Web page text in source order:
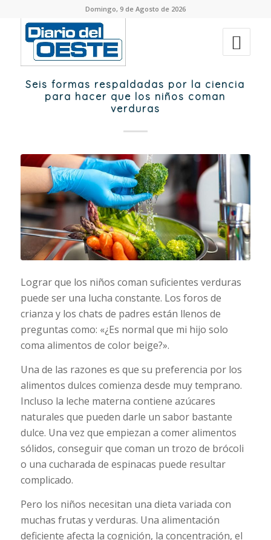
Domingo, 9 de Agosto de 2026
Seis formas respaldadas por la ciencia
para hacer que los niños coman
verduras
Lograr que los niños coman suficientes verduras
puede ser una lucha constante. Los foros de
crianza y los chats de padres están llenos de
preguntas como: «¿Es normal que mi hijo solo
coma alimentos de color beige?».
Una de las razones es que su preferencia por los
alimentos dulces comienza desde muy temprano.
Incluso la leche materna contiene azúcares
naturales que pueden darle un sabor bastante
dulce. Una vez que empiezan a comer alimentos
sólidos, conseguir que coman un trozo de brócoli
o una cucharada de espinacas puede resultar
complicado.
Pero los niños necesitan una dieta variada con
muchas frutas y verduras. Una alimentación
deficiente afecta la cognición, la concentración, el